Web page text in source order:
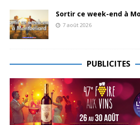
Sortir ce week-end à
7 août 2026
PUBLICITES